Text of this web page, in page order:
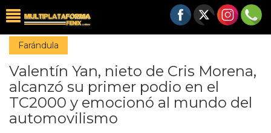
Farándula
Valentín Yan, nieto de Cris Morena,
alcanzó su primer podio en el
TC2000 y emocionó al mundo del
automovilismo